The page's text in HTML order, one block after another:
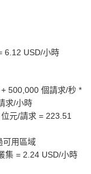
6.12 USD/小時
500,000 個請求/秒 *
求/小時
元/請求 = 223.51
可用區域
集 = 2.24 USD/小時